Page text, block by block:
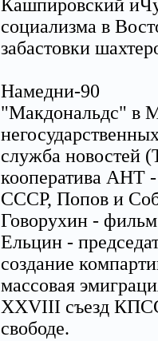
Кашпировский
социализма в
забастовки
Намедни-90
"Макдональдс" в
служба новостей
кооператива АНТ -
СССР, Попов и
Говорухин -
Ельцин -
создание
массовая
XXVIII съезд
свободе.